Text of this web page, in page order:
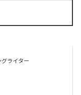
ライター